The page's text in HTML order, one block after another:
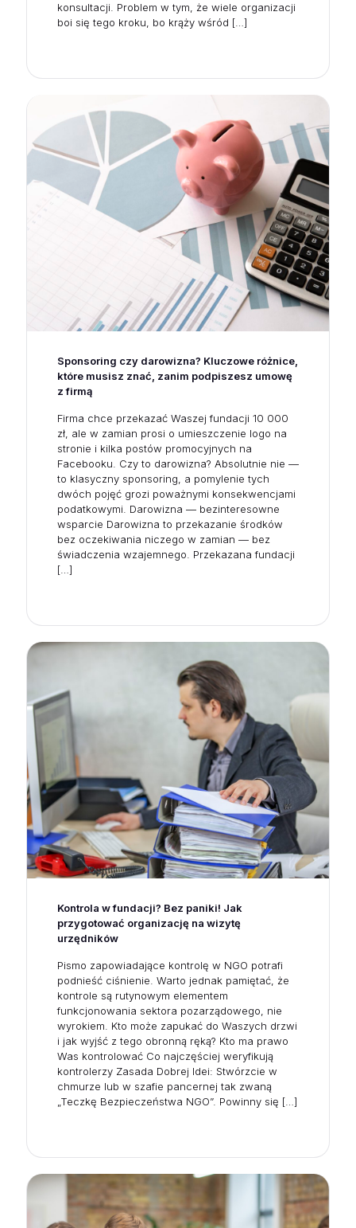
konsultacji. Problem w tym, że wiele organizacji
boi się tego kroku, bo krąży wśród […]
Sponsoring czy darowizna? Kluczowe różnice,
które musisz znać, zanim podpiszesz umowę
z firmą
Firma chce przekazać Waszej fundacji 10 000
zł, ale w zamian prosi o umieszczenie logo na
stronie i kilka postów promocyjnych na
Facebooku. Czy to darowizna? Absolutnie nie —
to klasyczny sponsoring, a pomylenie tych
dwóch pojęć grozi poważnymi konsekwencjami
podatkowymi. Darowizna — bezinteresowne
wsparcie Darowizna to przekazanie środków
bez oczekiwania niczego w zamian — bez
świadczenia wzajemnego. Przekazana fundacji
[…]
Kontrola w fundacji? Bez paniki! Jak
przygotować organizację na wizytę
urzędników
Pismo zapowiadające kontrolę w NGO potrafi
podnieść ciśnienie. Warto jednak pamiętać, że
kontrole są rutynowym elementem
funkcjonowania sektora pozarządowego, nie
wyrokiem. Kto może zapukać do Waszych drzwi
i jak wyjść z tego obronną ręką? Kto ma prawo
Was kontrolować Co najczęściej weryfikują
kontrolerzy Zasada Dobrej Idei: Stwórzcie w
chmurze lub w szafie pancernej tak zwaną
„Teczkę Bezpieczeństwa NGO”. Powinny się […]